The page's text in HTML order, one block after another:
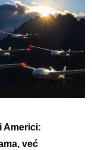
Americi:
već